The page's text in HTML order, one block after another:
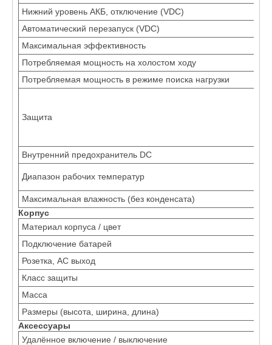
Нижний уровень АКБ, отключение (VDC)
Автоматический перезапуск (VDC)
Максимальная эффективность
Потребляемая мощность на холостом ходу
Потребляемая мощность в режиме поиска нагрузки
Защита
Внутренний предохранитель DC
Диапазон рабочих температур
Максимальная влажность (без конденсата)
Корпус
Материал корпуса / цвет
Подключение батарей
Розетка, АС выход
Класс защиты
Масса
Размеры (высота, ширина, длина)
Аксессуары
Удалённое включение / выключение